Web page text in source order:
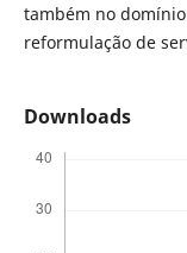
também no
reformulação de
Downloads